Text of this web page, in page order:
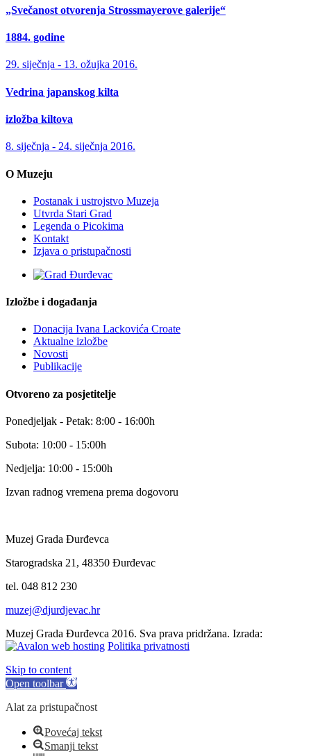
„Svečanost otvorenja Strossmayerove galerije“
1884. godine
29. siječnja - 13. ožujka 2016.
Vedrina japanskog kilta
izložba kiltova
8. siječnja - 24. siječnja 2016.
O Muzeju
Postanak i ustrojstvo Muzeja
Utvrda Stari Grad
Legenda o Picokima
Kontakt
Izjava o pristupačnosti
Izložbe i događanja
Donacija Ivana Lackovića Croate
Aktualne izložbe
Novosti
Publikacije
Otvoreno za posjetitelje
Ponedjeljak - Petak: 8:00 - 16:00h
Subota: 10:00 - 15:00h
Nedjelja: 10:00 - 15:00h
Izvan radnog vremena prema dogovoru
Muzej Grada Đurđevca
Starogradska 21, 48350 Đurđevac
tel. 048 812 230
muzej@djurdjevac.hr
Muzej Grada Đurđevca 2016. Sva prava pridržana. Izrada:
Politika privatnosti
Skip to content
Open toolbar
Alat za pristupačnost
Povećaj tekst
Smanji tekst